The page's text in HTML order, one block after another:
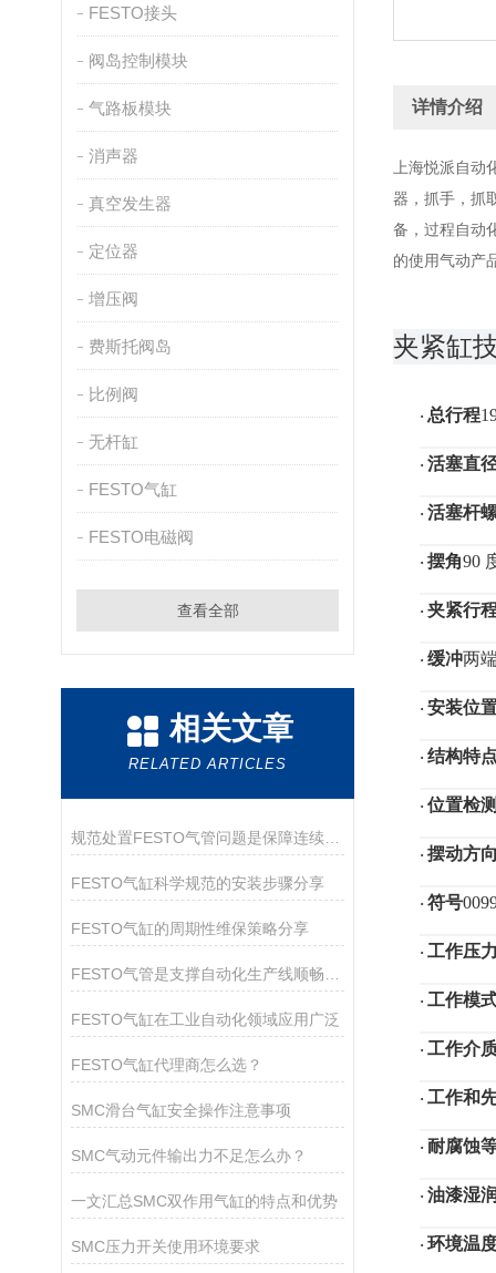
FESTO接头
阀岛控制模块
气路板模块
消声器
真空发生器
定位器
增压阀
费斯托阀岛
比例阀
无杆缸
FESTO气缸
FESTO电磁阀
查看全部
相关文章
RELATED ARTICLES
规范处置FESTO气管问题是保障连续供气的关键
FESTO气缸科学规范的安装步骤分享
FESTO气缸的周期性维保策略分享
FESTO气缸在工业自动化领域应用广泛
FESTO气缸代理商怎么选？
SMC滑台气缸安全操作注意事项
SMC气动元件输出力不足怎么办？
一文汇总SMC双作用气缸的特点和优势
SMC压力开关使用环境要求
详情介绍
上海悦派自
器，抓手，抓
备，过程自动
的使用气动产
夹紧缸
· 总行程
· 活塞直
· 活塞杆
· 摆角90
· 夹紧行
· 缓冲两
· 安装位
· 结构特
· 位置检
· 摆动方
· 符号
· 工作压
· 工作模
· 工作介
· 工作和
· 耐腐蚀
· 油漆湿
· 环境温